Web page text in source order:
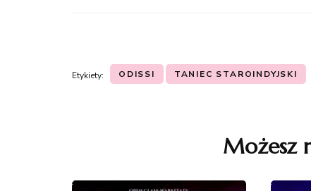
Etykiety: ODISSI TANIEC STAROINDYJSKI
Możesz